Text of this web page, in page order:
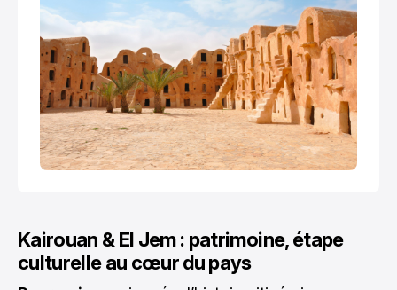
Kairouan & El Jem : patrimoine, étape
culturelle au cœur du pays